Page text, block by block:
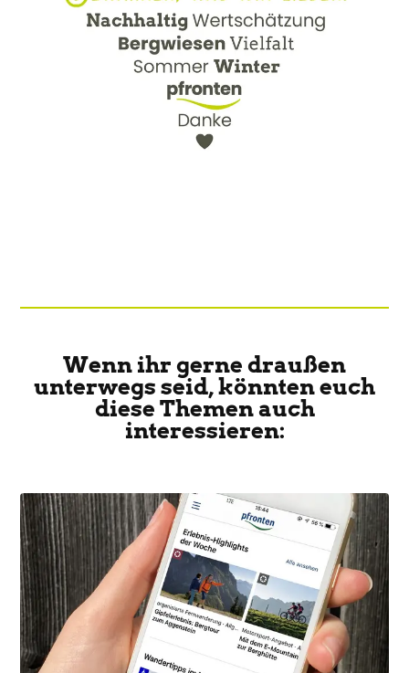
Wenn ihr gerne draußen
unterwegs seid, könnten euch
diese Themen auch
interessieren: